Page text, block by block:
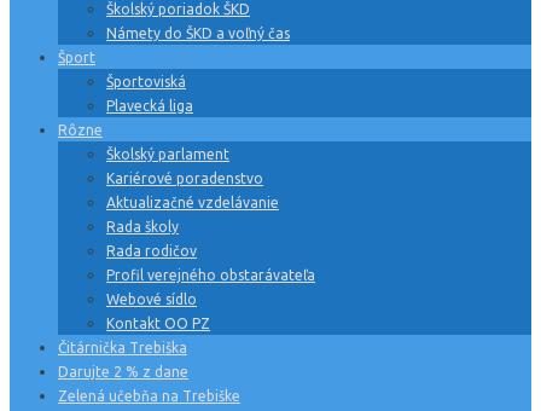
Školský poriadok ŠKD
Námety do ŠKD a voľný čas
Šport
Športoviská
Plavecká liga
Rôzne
Školský parlament
Kariérové poradenstvo
Aktualizačné vzdelávanie
Rada školy
Rada rodičov
Profil verejného obstarávateľa
Webové sídlo
Kontakt OO PZ
Čitárnička Trebiška
Darujte 2 % z dane
Zelená učebňa na Trebiške